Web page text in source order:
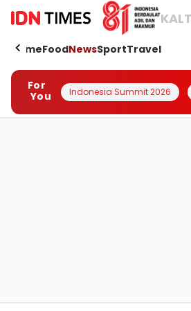
HomeFoodNewsSportTravel
For
You
Indonesia Summit 2026